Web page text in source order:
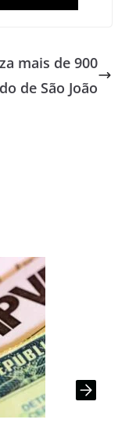
mais de 900
de São João